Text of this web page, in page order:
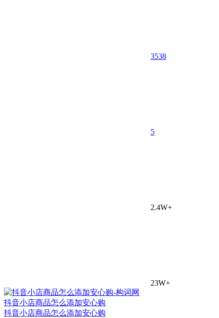
3538
5
2.4W+
23W+
抖音小店商品怎么添加安心购
抖音小店商品怎么添加安心购